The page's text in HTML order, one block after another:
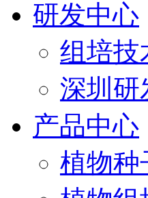
研发中心
组培技
深圳研
产品中心
植物种